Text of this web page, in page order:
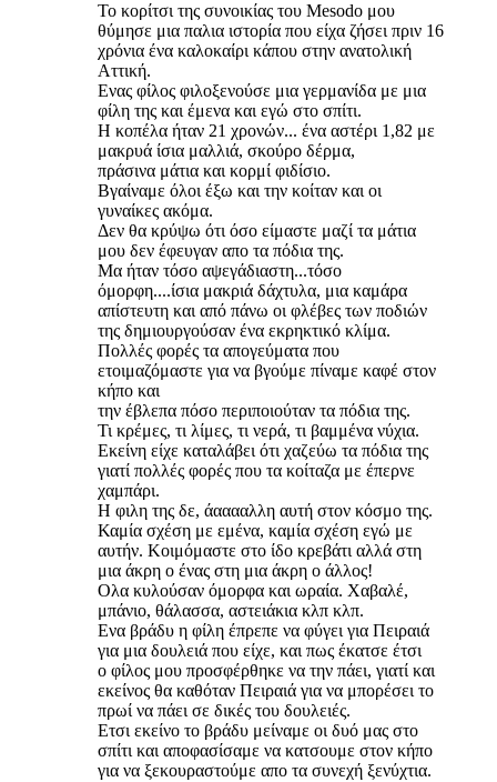
Το κορίτσι της συνοικίας του Mesodo μου
θύμησε μια παλια ιστορία που είχα ζήσει πριν 16
χρόνια ένα καλοκαίρι κάπου στην ανατολική
Αττική.
Ενας φίλος φιλοξενούσε μια γερμανίδα με μια
φίλη της και έμενα και εγώ στο σπίτι.
Η κοπέλα ήταν 21 χρονών... ένα αστέρι 1,82 με
μακρυά ίσια μαλλιά, σκούρο δέρμα,
πράσινα μάτια και κορμί φιδίσιο.
Βγαίναμε όλοι έξω και την κοίταν και οι
γυναίκες ακόμα.
Δεν θα κρύψω ότι όσο είμαστε μαζί τα μάτια
μου δεν έφευγαν απο τα πόδια της.
Μα ήταν τόσο αψεγάδιαστη...τόσο
όμορφη....ίσια μακριά δάχτυλα, μια καμάρα
απίστευτη και από πάνω οι φλέβες των ποδιών
της δημιουργούσαν ένα εκρηκτικό κλίμα.
Πολλές φορές τα απογεύματα που
ετοιμαζόμαστε για να βγούμε πίναμε καφέ στον
κήπο και
την έβλεπα πόσο περιποιούταν τα πόδια της.
Τι κρέμες, τι λίμες, τι νερά, τι βαμμένα νύχια.
Εκείνη είχε καταλάβει ότι χαζεύω τα πόδια της
γιατί πολλές φορές που τα κοίταζα με έπερνε
χαμπάρι.
Η φιλη της δε, άααααλλη αυτή στον κόσμο της.
Καμία σχέση με εμένα, καμία σχέση εγώ με
αυτήν. Κοιμόμαστε στο ίδο κρεβάτι αλλά στη
μια άκρη ο ένας στη μια άκρη ο άλλος!
Ολα κυλούσαν όμορφα και ωραία. Χαβαλέ,
μπάνιο, θάλασσα, αστειάκια κλπ κλπ.
Ενα βράδυ η φίλη έπρεπε να φύγει για Πειραιά
για μια δουλειά που είχε, και πως έκατσε έτσι
ο φίλος μου προσφέρθηκε να την πάει, γιατί και
εκείνος θα καθόταν Πειραιά για να μπορέσει το
πρωί να πάει σε δικές του δουλειές.
Ετσι εκείνο το βράδυ μείναμε οι δυό μας στο
σπίτι και αποφασίσαμε να κατσουμε στον κήπο
για να ξεκουραστούμε απο τα συνεχή ξενύχτια.